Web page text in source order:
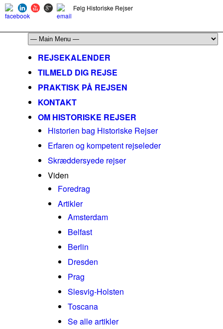
Følg Historiske Rejser
REJSEKALENDER
TILMELD DIG REJSE
PRAKTISK PÅ REJSEN
KONTAKT
OM HISTORISKE REJSER
Historien bag Historiske Rejser
Erfaren og kompetent rejseleder
Skræddersyede rejser
Viden
Foredrag
Artikler
Amsterdam
Belfast
Berlin
Dresden
Prag
Slesvig-Holsten
Toscana
Se alle artikler